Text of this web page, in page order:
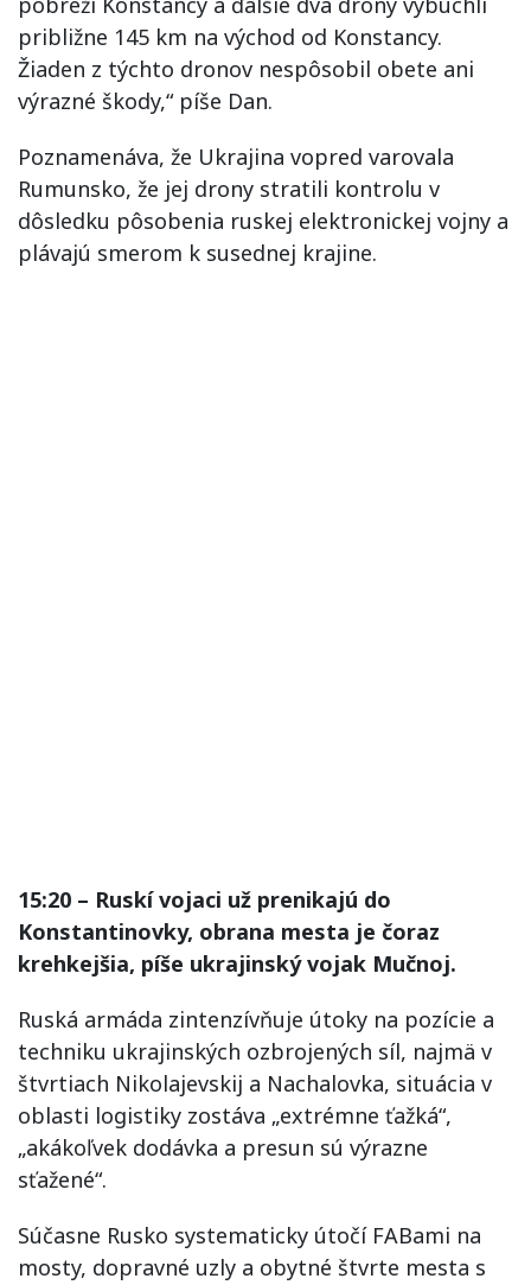
približne 145 km na východ od Konstancy.
Žiaden z týchto dronov nespôsobil obete ani
výrazné škody,“ píše Dan.
Poznamenáva, že Ukrajina vopred varovala
Rumunsko, že jej drony stratili kontrolu v
dôsledku pôsobenia ruskej elektronickej vojny a
plávajú smerom k susednej krajine.
15:20 – Ruskí vojaci už prenikajú do
Konstantinovky, obrana mesta je čoraz
krehkejšia, píše ukrajinský vojak Mučnoj.
Ruská armáda zintenzívňuje útoky na pozície a
techniku ukrajinských ozbrojených síl, najmä v
štvrtiach Nikolajevskij a Nachalovka, situácia v
oblasti logistiky zostáva „extrémne ťažká“,
„akákoľvek dodávka a presun sú výrazne
sťažené“.
Súčasne Rusko systematicky útočí FABami na
mosty, dopravné uzly a obytné štvrte mesta s